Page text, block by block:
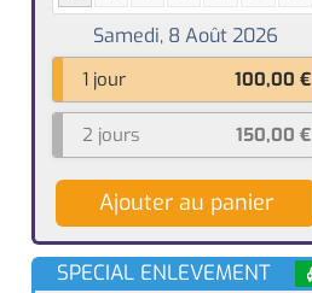
1 jour 100,00 €
2 jours 150,00 €
Ajouter au panier
SPECIAL ENLEVEMENT